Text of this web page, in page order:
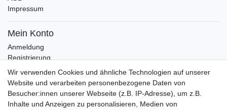
Impressum
Mein Konto
Anmeldung
Registrierung
Wunschliste
Warenkorb
Bleiben Sie auf dem Laufenden ...
Wir verwenden Cookies und ähnliche Technologien auf unserer
Website und verarbeiten personenbezogene Daten von
Besucher:innen unserer Webseite (z.B. IP-Adresse), um z.B.
Inhalte und Anzeigen zu personalisieren, Medien von